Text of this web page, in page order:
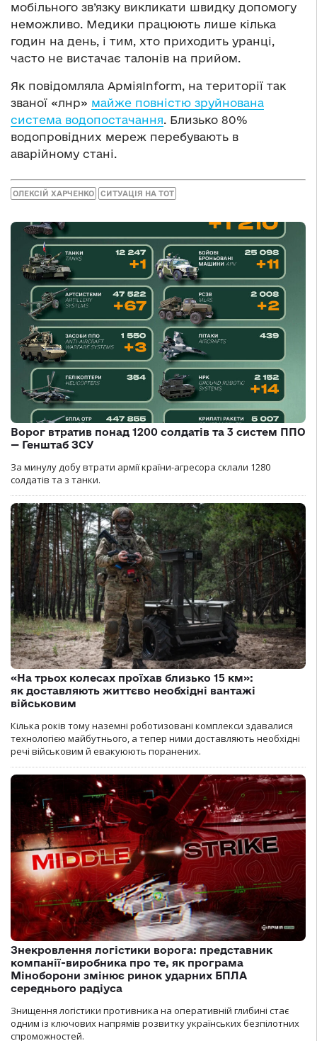
мобільного зв’язку викликати швидку допомогу
неможливо. Медики працюють лише кілька
годин на день, і тим, хто приходить уранці,
часто не вистачає талонів на прийом.
Як повідомляла АрміяInform, на території так
званої «лнр» майже повністю зруйнована
система водопостачання. Близько 80%
водопровідних мереж перебувають в
аварійному стані.
ОЛЕКСІЙ ХАРЧЕНКО СИТУАЦІЯ НА ТОТ
Ворог втратив понад 1200 солдатів та 3 систем ППО
— Генштаб ЗСУ
За минулу добу втрати армії країни-агресора склали 1280
солдатів та з танки.
«На трьох колесах проїхав близько 15 км»:
як доставляють життєво необхідні вантажі
військовим
Кілька років тому наземні роботизовані комплекси здавалися
технологією майбутнього, а тепер ними доставляють необхідні
речі військовим й евакуюють поранених.
Знекровлення логістики ворога: представник
компанії-виробника про те, як програма
Міноборони змінює ринок ударних БПЛА
середнього радіуса
Знищення логістики противника на оперативній глибині стає
одним із ключових напрямів розвитку українських безпілотних
спроможностей.